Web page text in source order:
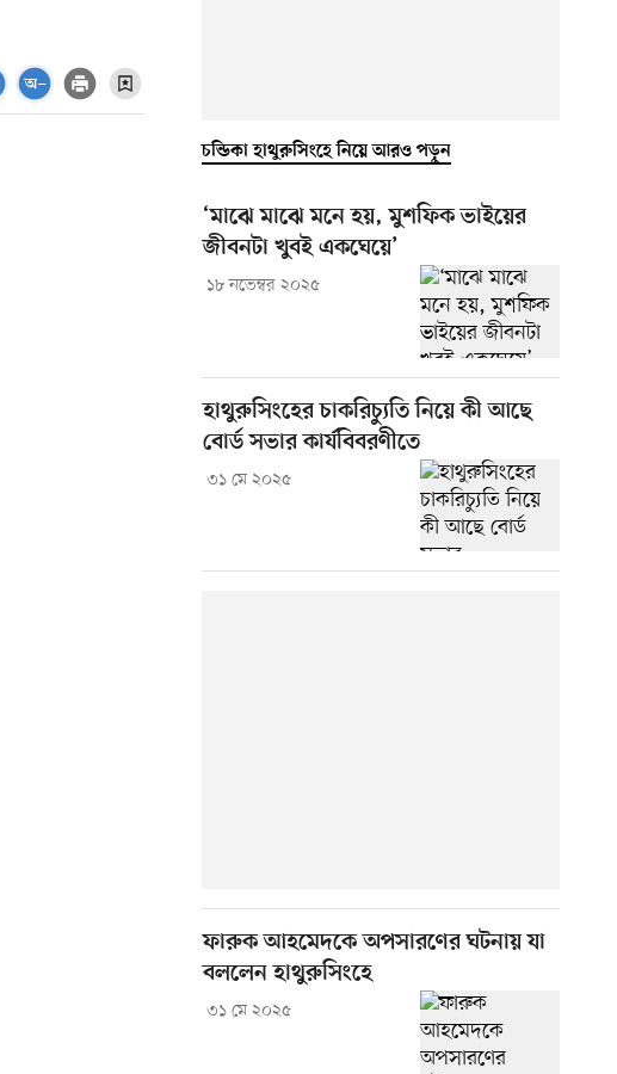
চন্ডিকা হাথুরুসিংহে নিয়ে আরও পড়ুন
‘মাঝে মাঝে মনে হয়, মুশফিক ভাইয়ের
জীবনটা খুবই একঘেয়ে’
১৮ নভেম্বর ২০২৫
হাথুরুসিংহের চাকরিচ্যুতি নিয়ে কী আছে
বোর্ড সভার কার্যবিবরণীতে
৩১ মে ২০২৫
ফারুক আহমেদকে অপসারণের ঘটনায় যা
বললেন হাথুরুসিংহে
৩১ মে ২০২৫